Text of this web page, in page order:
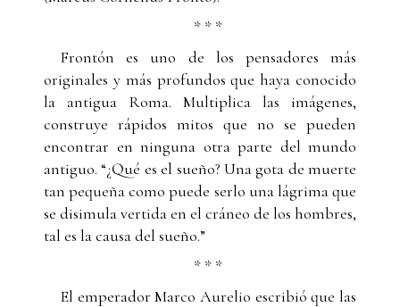
* * *
Frontón es uno de los pensadores más
originales y más profundos que haya conocido
la antigua Roma. Multiplica las imágenes,
construye rápidos mitos que no se pueden
encontrar en ninguna otra parte del mundo
antiguo. “¿Qué es el sueño? Una gota de muerte
tan pequeña como puede serlo una lágrima que
se disimula vertida en el cráneo de los hombres,
tal es la causa del sueño.”
* * *
El emperador Marco Aurelio escribió que las